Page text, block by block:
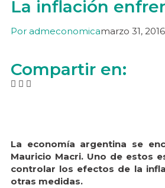
La inflación
Por admeconomicamarzo 31, 2016
Compartir en:
La economía argentina se
Mauricio Macri. Uno de estos
controlar los efectos de la
otras medidas.